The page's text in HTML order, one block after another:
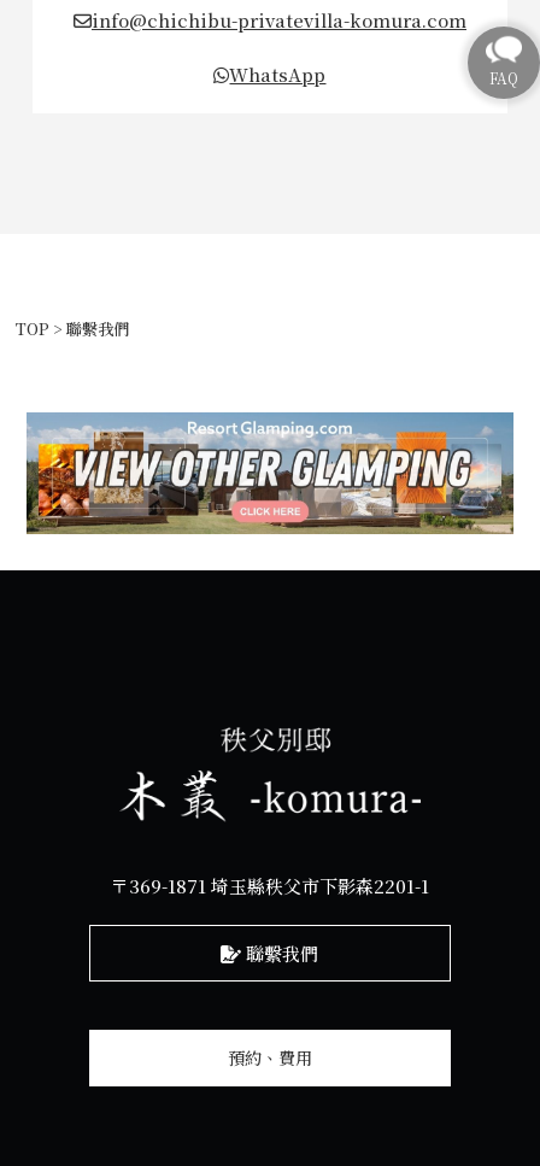
info@chichibu-privatevilla-komura.com
WhatsApp
TOP >聯繫我們
〒369-1871 埼玉縣秩父市下影森2201-1
聯繫我們
預約、費用